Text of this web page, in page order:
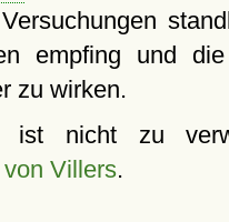
empfing und
zu wirken.
ist nicht zu
Villers.